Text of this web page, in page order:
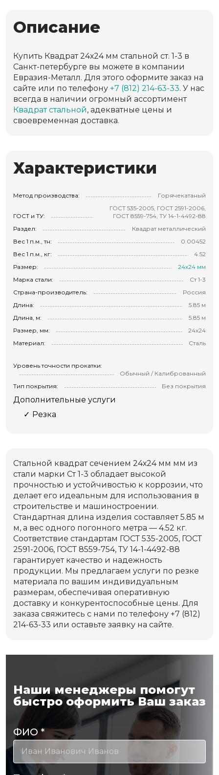
Описание
Купить Квадрат 24х24 мм стальной ст. 1-3 в
Санкт-петербурге вы можете в компании
Евразия-Металл. Для этого оформите заказ на
сайте или по телефону +7 (812) 214-63-33. У нас
всегда в наличии огромный ассортимент
Квадрат стальной, адекватные цены и
своевременная доставка.
Характеристики
Метод производства: Горячекатаный
ГОСТ и ТУ:
ГОСТ 535-2005, ГОСТ 2591-2006,
ГОСТ 8559-754, ТУ 14-1-4492-88
Раздел:
Квадрат металлический
Вес 1 п.м., тн:
0.00452
Вес 1 п.м., кг:
4.52
Размер:
24х24 мм
Марка стали:
Ст 1-3
Страна-производитель:
Россия
Длина:
5.85 м
Длина, м:
5.85 м
Размер, мм:
24х24
Материал:
Сталь
Уровень точности прокатки:
Обычный / Калиброванный
Тип покрытия:
Без покрытия
Дополнительные услуги
Резка
Стальной квадрат сечением 24х24 мм мм из
стали марки Ст 1-3 обладает высокой
прочностью и устойчивостью к коррозии, что
делает его идеальным для использования в
строительстве и машиностроении.
Стандартная длина изделия составляет 5.85 м
м, а вес одного погонного метра — 4.52 кг.
Соответствие стандартам ГОСТ 535-2005, ГОСТ
2591-2006, ГОСТ 8559-754, ТУ 14-1-4492-88
гарантирует качество и надежность
продукции. Мы предлагаем услуги по резке
материала по вашим индивидуальным
размерам, обеспечивая оперативную
доставку и конкурентоспособные цены. Для
заказа свяжитесь с нами по телефону +7 (812)
214-63-33 или оставьте заявку на сайте.
Наши менеджеры помогут
быстро оформить Ваш заказ
ФИО*